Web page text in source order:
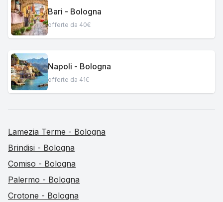
Bari - Bologna
offerte da 40€
Napoli - Bologna
offerte da 41€
Lamezia Terme - Bologna
Brindisi - Bologna
Comiso - Bologna
Palermo - Bologna
Crotone - Bologna